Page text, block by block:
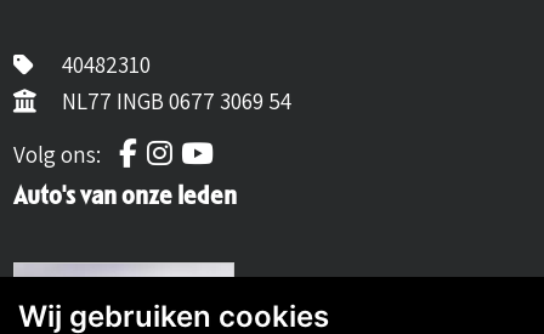
40482310
NL77 INGB 0677 3069 54
Volg ons:
Volg ons op Facebook
Volg ons op Instagram
Volg ons op YouTube
Auto's van onze leden
Wij gebruiken cookies